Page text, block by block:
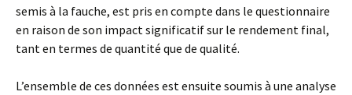
semis à la fauche, est pris en compte dans le questionnaire
en raison de son impact significatif sur le rendement final,
tant en termes de quantité que de qualité.
L’ensemble de ces données est ensuite soumis à une analyse